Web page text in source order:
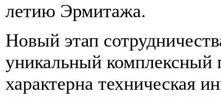
летию Эрмитажа.
Новый этап
уникальный комплексный
характерна техническая